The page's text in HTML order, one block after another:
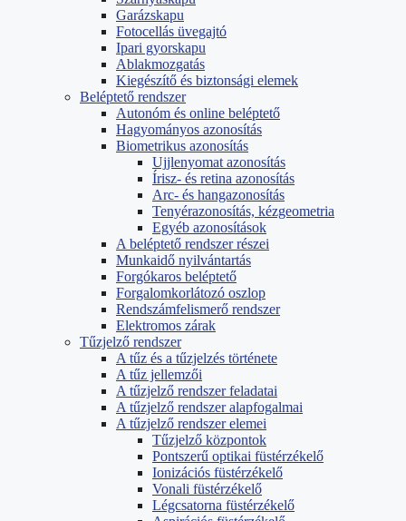
Garázskapu
Fotocellás üvegajtó
Ipari gyorskapu
Ablakmozgatás
Kiegészítő és biztonsági elemek
Beléptető rendszer
Autonóm és online beléptető
Hagyományos azonosítás
Biometrikus azonosítás
Ujjlenyomat azonosítás
Írisz- és retina azonosítás
Arc- és hangazonosítás
Tenyérazonosítás, kézgeometria
Egyéb azonosítások
A beléptető rendszer részei
Munkaidő nyilvántartás
Forgókaros beléptető
Forgalomkorlátozó oszlop
Rendszámfelismerő rendszer
Elektromos zárak
Tűzjelző rendszer
A tűz és a tűzjelzés története
A tűz jellemzői
A tűzjelző rendszer feladatai
A tűzjelző rendszer alapfogalmai
A tűzjelző rendszer elemei
Tűzjelző központok
Pontszerű optikai füstérzékelő
Ionizációs füstérzékelő
Vonali füstérzékelő
Légcsatorna füstérzékelő